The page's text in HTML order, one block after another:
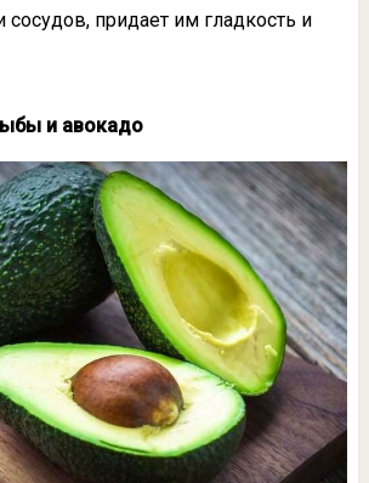
сосудов, придает им гладкость и
и авокадо